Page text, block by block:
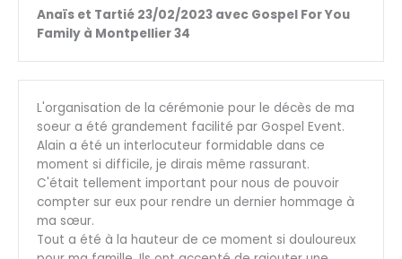
Anaïs et Tartié 23/02/2023 avec Gospel For You
Family à Montpellier 34
L'organisation de la cérémonie pour le décès de ma
soeur a été grandement facilité par Gospel Event.
Alain a été un interlocuteur formidable dans ce
moment si difficile, je dirais même rassurant.
C'était tellement important pour nous de pouvoir
compter sur eux pour rendre un dernier hommage à
ma sœur.
Tout a été à la hauteur de ce moment si douloureux